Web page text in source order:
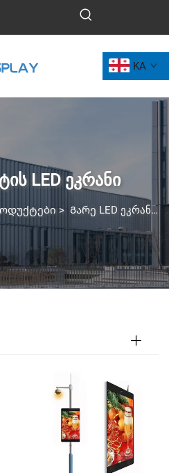
KA
LED ეკრანი
> Გარე LED ეკრანი